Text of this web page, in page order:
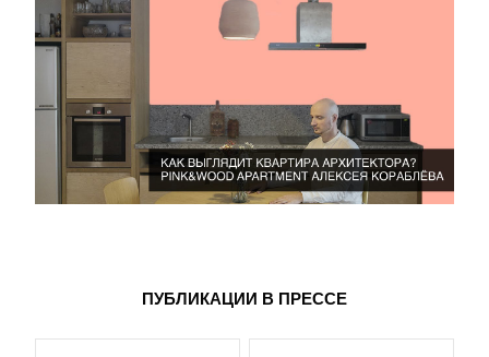
ПУБЛИКАЦИИ В ПРЕССЕ